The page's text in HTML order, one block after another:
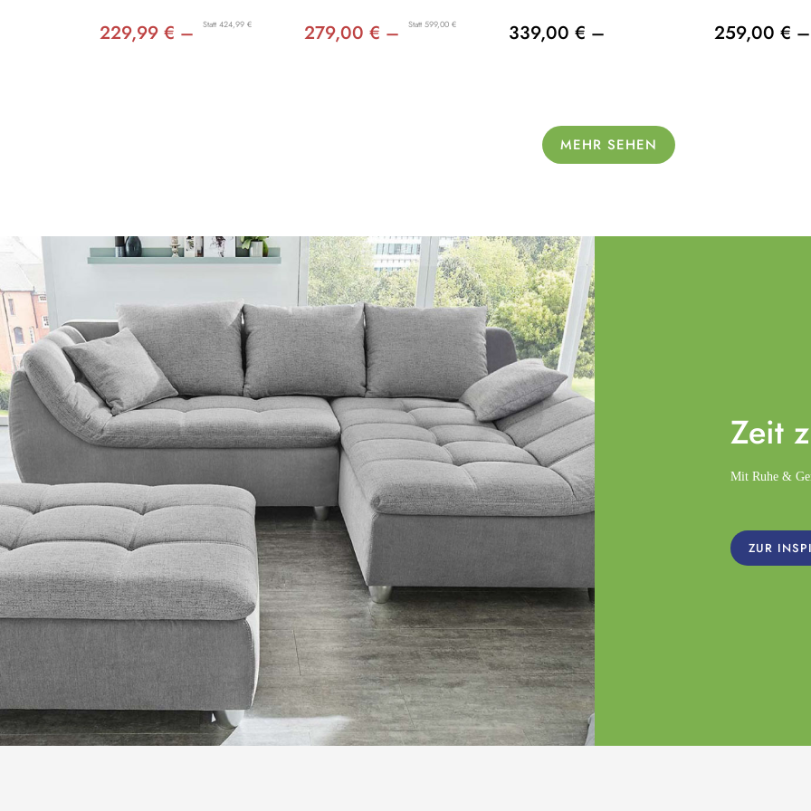
229,99 € – Statt 424,99 € 279,00 € – Statt 599,00 € 339,00 € – 259,00 € –
MEHR SEHEN
Zeit
Mit Ruhe &
ZUR